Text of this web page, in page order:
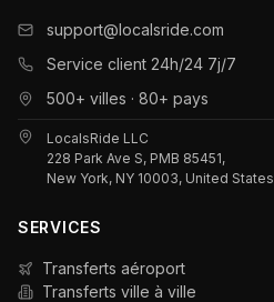
support@localsride.com
Service client 24h/24 7j/7
500+ villes · 80+ pays
LocalsRide LLC
228 Park Ave S, PMB 85451,
New York, NY 10003, United States
SERVICES
Transferts aéroport
Transferts ville à ville